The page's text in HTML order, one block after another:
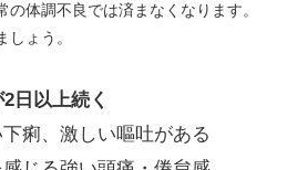
体調不良では済まなくなります。
ょう。
日以上続く
痢、激しい嘔吐がある